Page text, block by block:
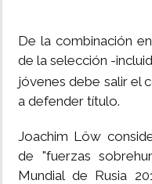
De la combinación
de la selección -
jóvenes debe salir el
a defender título.
Joachim Löw
de "fuerzas
Mundial de Rusia